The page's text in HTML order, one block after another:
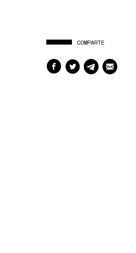
COMPARTE